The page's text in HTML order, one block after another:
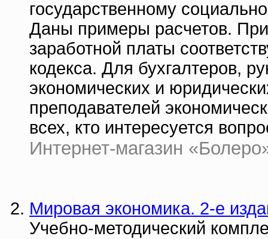
государственному
Даны примеры расчетов.
заработной платы
кодекса. Для бухгалтеров,
экономических и
преподавателей
всех, кто интересуется
Интернет-магазин
Мировая экономика. 2-е
Учебно-методический